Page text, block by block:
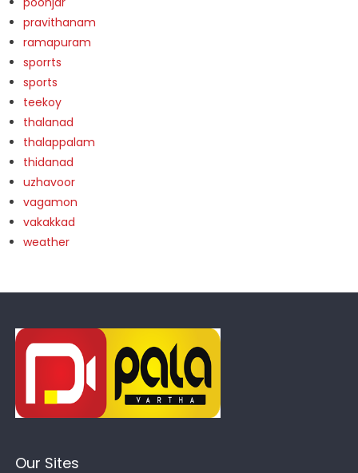
pravithanam
ramapuram
sporrts
sports
teekoy
thalanad
thalappalam
thidanad
uzhavoor
vagamon
vakakkad
weather
Our Sites